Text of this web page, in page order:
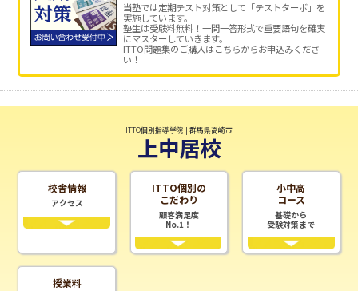
当塾では定期テスト対策として「テストターボ」を
実施しています。
塾生は受験料無料！一問一答形式で重要語句を確実
にマスターしていきます。
ITTO問題集のご購入はこちらからお申込みくださ
い！
ITTO個別指導学院 | 群馬県高崎市
上中居校
校舎情報
アクセス
ITTO個別の
こだわり
顧客満足度
No.1！
小中高
コース
基礎から
受験対策まで
授業料